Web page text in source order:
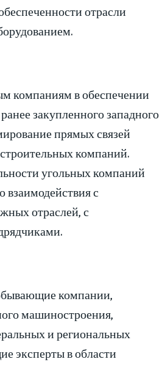
отрасли
компаниям в обеспечении
закупленного западного
прямых связей
компаний.
угольных компаний
взаимодействия с
отраслей, с
компании,
машиностроения,
и региональных
эксперты в области